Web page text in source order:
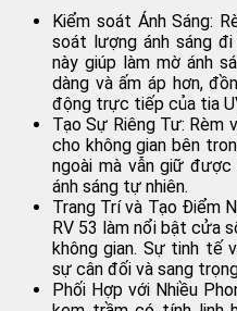
Kiểm soát Ánh Sáng:
soát lượng ánh sáng
này giúp làm mờ ánh
dàng và ấm áp hơn,
động trực tiếp của tia
Tạo Sự Riêng Tư:
cho không gian bên
ngoài mà vẫn giữ
ánh sáng tự nhiên.
Trang Trí và Tạo Điểm
RV 53 làm nổi bật cửa
không gian. Sự tinh tế
sự cân đối và sang
Phối Hợp với Nhiều